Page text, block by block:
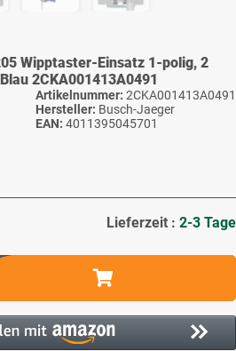
Wipptaster-Einsatz 1-polig, 2
2CKA001413A0491
Artikelnummer: 2CKA001413A0491
Hersteller: Busch-Jaeger
EAN: 4011395045701
Lieferzeit : 2-3 Tage